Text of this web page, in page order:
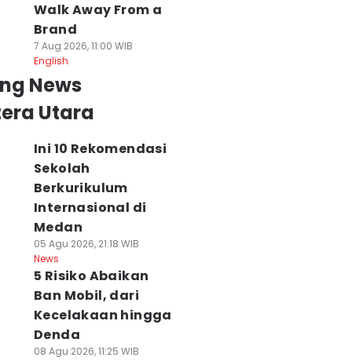
Walk Away From a
Brand
7 Aug 2026, 11:00 WIB
English
News
Utara
Ini 10 Rekomendasi
Sekolah
Berkurikulum
Internasional di
Medan
05 Agu 2026, 21:18 WIB
News
5 Risiko Abaikan
Ban Mobil, dari
Kecelakaan hingga
Denda
08 Agu 2026, 11:25 WIB